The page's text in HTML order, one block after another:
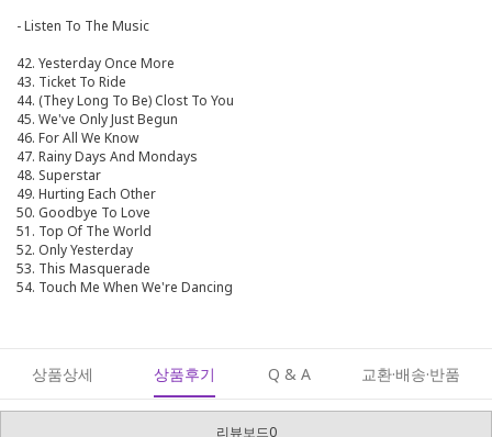
- Listen To The Music
42. Yesterday Once More
43. Ticket To Ride
44. (They Long To Be) Clost To You
45. We've Only Just Begun
46. For All We Know
47. Rainy Days And Mondays
48. Superstar
49. Hurting Each Other
50. Goodbye To Love
51. Top Of The World
52. Only Yesterday
53. This Masquerade
54. Touch Me When We're Dancing
상품상세 상품후기 Q & A 교환·배송·반품
리뷰보드0